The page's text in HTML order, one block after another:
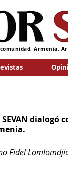
Armenia,
dialogó
Fidel